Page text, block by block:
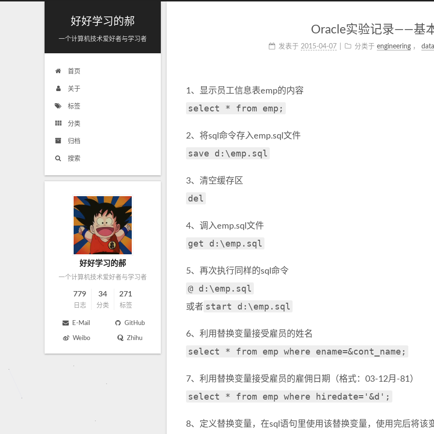
好好学习的郝
一个计算机技术爱好者与学习者
首页
关于
标签
分类
归档
搜索
Oracle实验记录——基
发表于 2015-04-07 分类于 engineering ，
1、显示员工信息表emp的内容
select * from emp;
2、将sql命令存入emp.sql文件
save d:\emp.sql
3、清空缓存区
del
4、调入emp.sql文件
get d:\emp.sql
5、再次执行同样的sql命令
@ d:\emp.sql
或者 start d:\emp.sql
6、利用替换变量接受雇员的姓名
select * from emp where ename=&cont_name;
7、利用替换变量接受雇员的雇佣日期（格式：03-12月-81）
select * from emp where hiredate='&d';
8、定义替换变量，在sql语句里使用该替换变量，使用完后将该
好好学习的郝
一个计算机技术爱好者与学习者
779
日志
34
分类
271
标签
E-Mail GitHub
Weibo Zhihu